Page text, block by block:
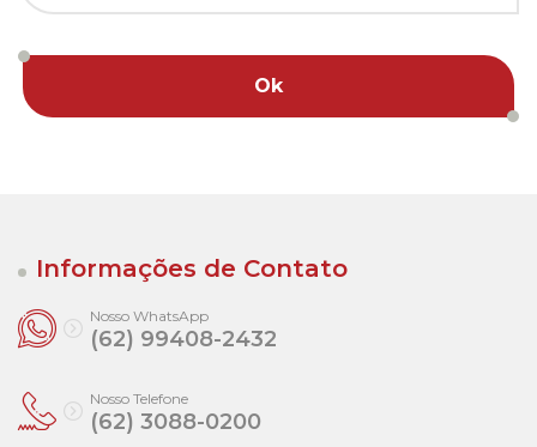
Ok
Informações de Contato
Nosso WhatsApp
(62) 99408-2432
Nosso Telefone
(62) 3088-0200